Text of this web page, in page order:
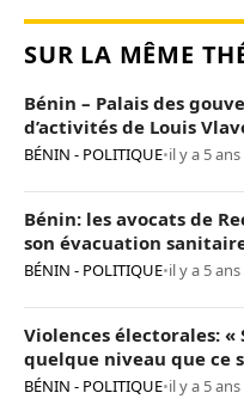
SUR LA MÊME
Bénin – Palais des
d’activités de Louis
BÉNIN - POLITIQUE•il y a 5 ans
Bénin: les avocats de
son évacuation
BÉNIN - POLITIQUE•il y a 5 ans
Violences électorales: «
quelque niveau que ce
Talon
BÉNIN - POLITIQUE•il y a 5 ans